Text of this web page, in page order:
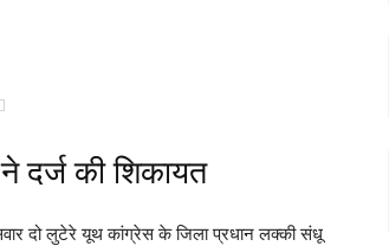
दर्ज की शिकायत
दो लुटेरे यूथ कांग्रेस के जिला प्रधान लक्की संधू